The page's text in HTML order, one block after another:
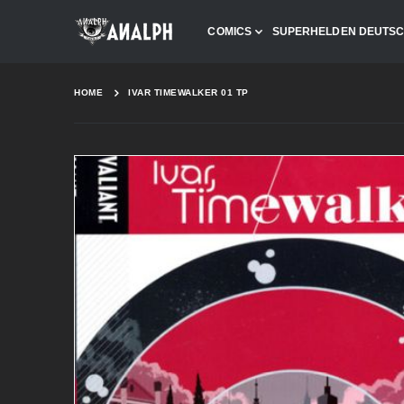
COMICS SUPERHELDEN
HOME IVAR TIMEWALKER 01 TP
Skip
to
end
gallery